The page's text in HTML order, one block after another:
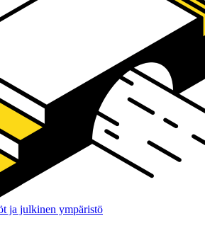
ja julkinen ympäristö